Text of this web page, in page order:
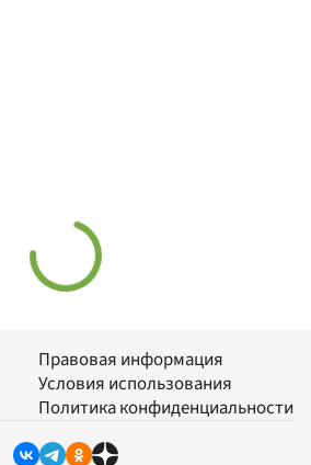
Правовая информация
Условия использования
Политика конфиденциальности